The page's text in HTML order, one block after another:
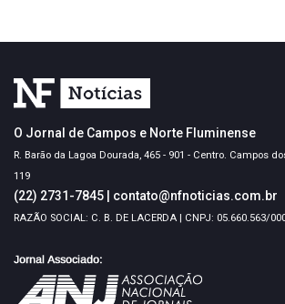
O Jornal de Campos e Norte Fluminense
R. Barão da Lagoa Dourada, 465 - 901 - Centro. Campos
119
(22) 2731-7845 contato@nfnoticias.com.br
RAZÃO SOCIAL: C. B. DE LACERDA | CNPJ: 05.660.563/